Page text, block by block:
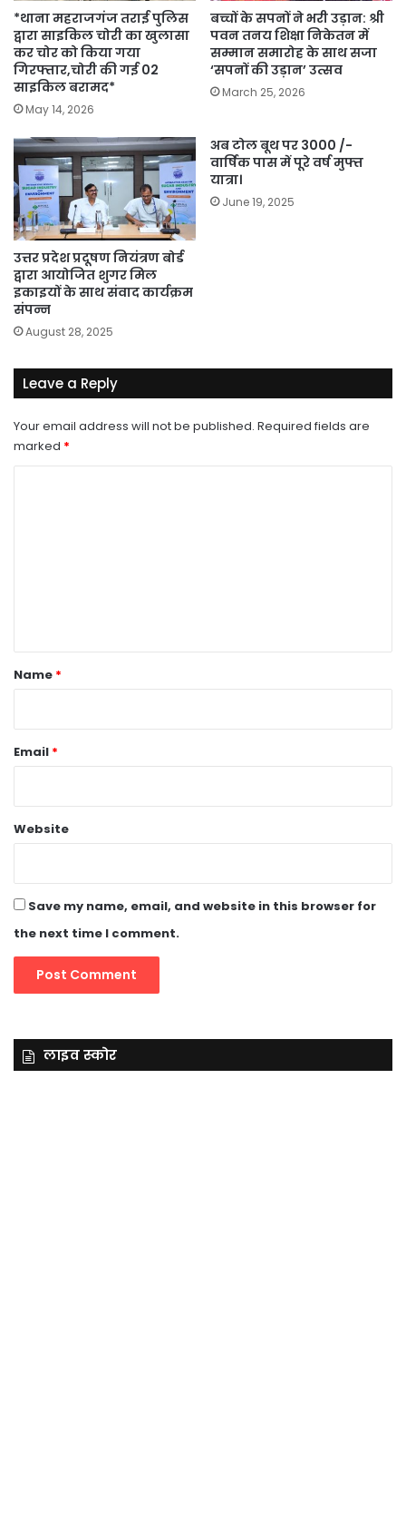
*थाना महराजगंज तराई पुलिस
द्वारा साइकिल चोरी का खुलासा
कर चोर को किया गया
गिरफ्तार,चोरी की गई 02
साइकिल बरामद*
May 14, 2026
बच्चों के सपनों ने भरी उड़ान: श्री
पवन तनय शिक्षा निकेतन में
सम्मान समारोह के साथ सजा
‘सपनों की उड़ान’ उत्सव
March 25, 2026
उत्तर प्रदेश प्रदूषण नियंत्रण बोर्ड
द्वारा आयोजित शुगर मिल
इकाइयों के साथ संवाद कार्यक्रम
संपन्न
August 28, 2025
अब टोल बूथ पर 3000 /-
वार्षिक पास में पूरे वर्ष मुफ्त
यात्रा।
June 19, 2025
Leave a Reply
Your email address will not be published. Required fields are
marked *
*Name *
Email *
Website
Save my name, email, and website in this browser for
the next time I comment.
लाइव स्कोर